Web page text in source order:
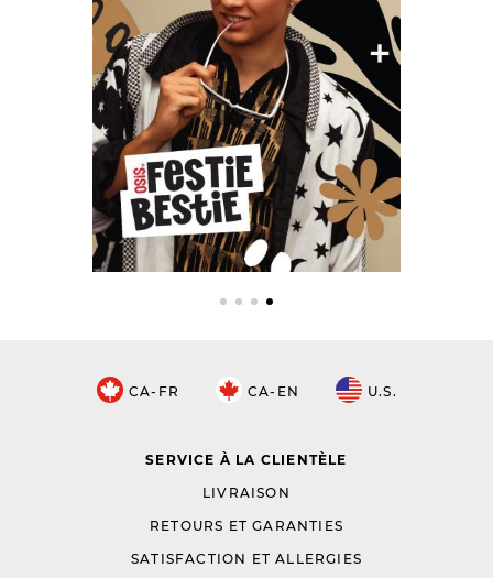
CA-FR CA-EN U.S.
SERVICE À LA CLIENTÈLE
LIVRAISON
RETOURS ET GARANTIES
SATISFACTION ET ALLERGIES